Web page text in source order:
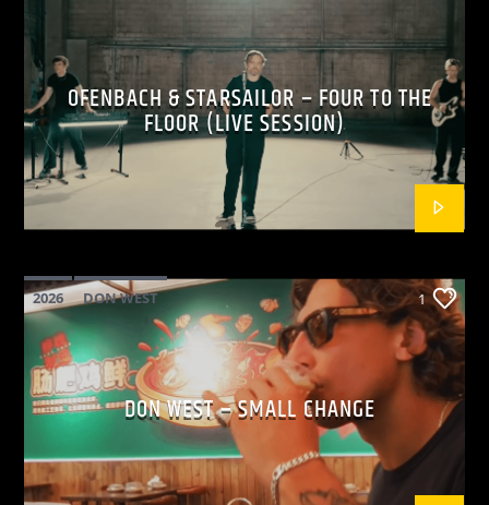
OFENBACH & STARSAILOR – FOUR TO THE
FLOOR (LIVE SESSION)
2026
DON WEST
MAINSQUARE FESTIVAL 2026
POP
1
DON WEST – SMALL CHANGE